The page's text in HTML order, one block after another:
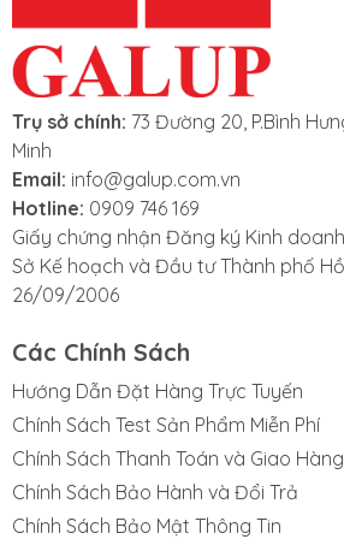
Trụ sở chính: 73 Đường 20, P.Bình
Minh
Email: info@galup.com.vn
Hotline: 0909 746 169
Giấy chứng nhận Đăng ký Kinh
Sở Kế hoạch và Đầu tư Thành phố
26/09/2006
Các Chính Sách
Hướng Dẫn Đặt Hàng Trực Tuyến
Chính Sách Test Sản Phẩm Miễn Phí
Chính Sách Thanh Toán và Giao Hàng
Chính Sách Bảo Hành và Đổi Trả
Chính Sách Bảo Mật Thông Tin